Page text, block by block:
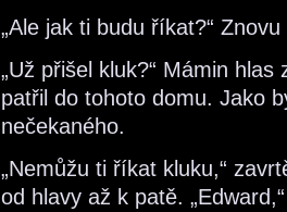
„Ale jak ti budu říkat?“
„Už přišel kluk?“ Mámin
patřil do tohoto domu. Jako
nečekaného.
„Nemůžu ti říkat kluku,“
od hlavy až k patě.